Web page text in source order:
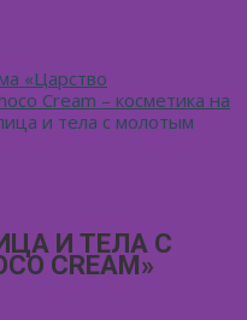
«Царство
Cream – косметика на
и тела с молотым
И ТЕЛА С
CREAM»